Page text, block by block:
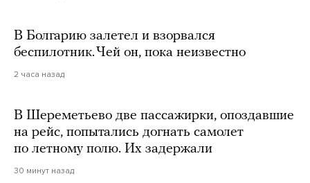
В Болгарию залетел и взорвался
беспилотник. Чей он, пока неизвестно
2 часа назад
В Шереметьево две пассажирки, опоздавшие
на рейс, попытались догнать самолет
по летному полю. Их задержали
30 минут назад